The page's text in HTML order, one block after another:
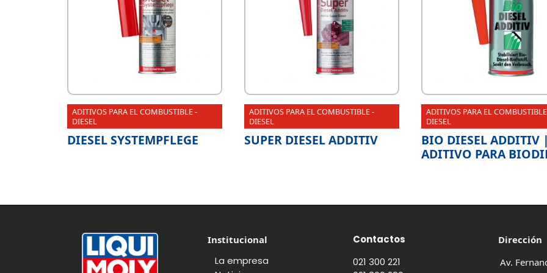
ADITIVOS PARA EL COMBUSTIBLE -
DIESEL
DIESEL SYSTEMPFLEGE
ADITIVOS PARA EL COMBUSTIBLE -
DIESEL
SUPER DIESEL ADDITIV
ADITIVOS PARA EL
DIESEL
BIO DIESEL ADDITIV |
ADITIVO PARA
Institucional
La empresa
Contactos
021 300 221
Dirección
Av.